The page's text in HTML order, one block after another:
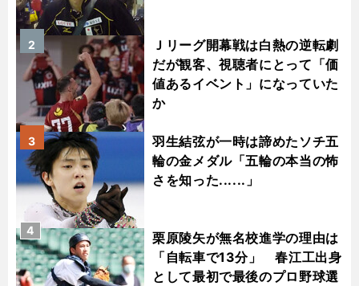
Ｊリーグ開幕戦は白熱の逆転劇
だが観客、視聴者にとって「価
値あるイベント」になっていた
か
2
羽生結弦が一時は諦めたソチ五
輪の金メダル「五輪の本当の怖
さを知った......」
3
栗原陵矢が無名校進学の理由は
「自転車で13分」 春江工出身
として最初で最後のプロ野球選
4